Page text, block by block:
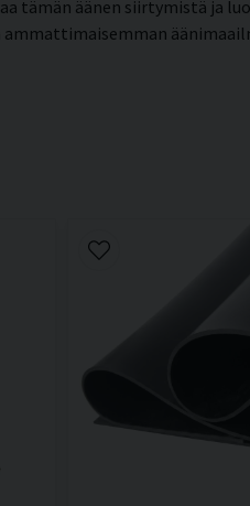
äänen siirtymistä ja